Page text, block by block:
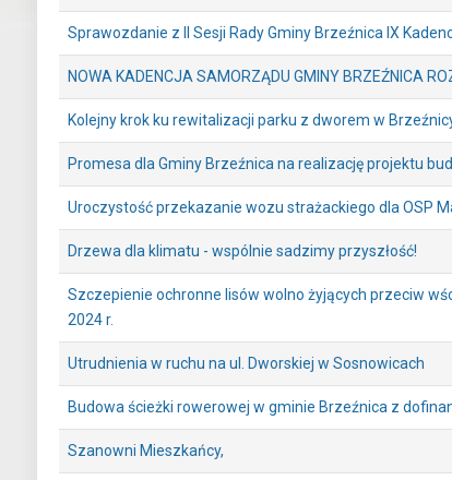
Sprawozdanie z II Sesji Rady Gminy Brzeźnica IX
NOWA KADENCJA SAMORZĄDU GMINY BRZEŹNICA
Kolejny krok ku rewitalizacji parku z dworem w
Promesa dla Gminy Brzeźnica na realizację projektu
Uroczystość przekazanie wozu strażackiego dla OSP
Drzewa dla klimatu - wspólnie sadzimy przyszłość!
Szczepienie ochronne lisów wolno żyjących przeciw
2024 r.
Utrudnienia w ruchu na ul. Dworskiej w Sosnowicach
Budowa ścieżki rowerowej w gminie Brzeźnica z
Szanowni Mieszkańcy,